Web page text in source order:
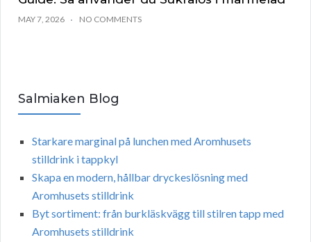
MAY 7, 2026 NO COMMENTS
Salmiaken Blog
Starkare marginal på lunchen med Aromhusets
stilldrink i tappkyl
Skapa en modern, hållbar dryckeslösning med
Aromhusets stilldrink
Byt sortiment: från burkläskvägg till stilren tapp med
Aromhusets stilldrink